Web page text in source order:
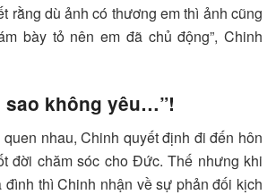
rằng dù ảnh có thương em thì ảnh cũng
bày tỏ nên em đã chủ động”, Chinh
sao không yêu…”!
nhau, Chinh quyết định đi đến hôn
đời chăm sóc cho Đức. Thế nhưng khi
đình thì Chinh nhận về sự phản đối kịch